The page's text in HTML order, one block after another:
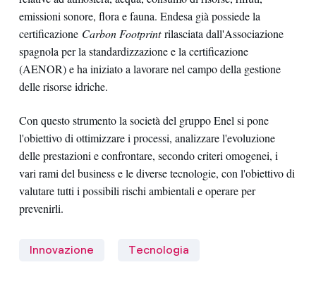
emissioni sonore, flora e fauna. Endesa già possiede la
certificazione Carbon Footprintrilasciata dall'Associazione
spagnola per la standardizzazione e la certificazione
(AENOR) e ha iniziato a lavorare nel campo della gestione
delle risorse idriche.
Con questo strumento la società del gruppo Enel si pone
l'obiettivo di ottimizzare i processi, analizzare l'evoluzione
delle prestazioni e confrontare, secondo criteri omogenei, i
vari rami del business e le diverse tecnologie, con l'obiettivo di
valutare tutti i possibili rischi ambientali e operare per
prevenirli.
Innovazione Tecnologia